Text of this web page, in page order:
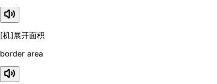
[机]展开面积
border area